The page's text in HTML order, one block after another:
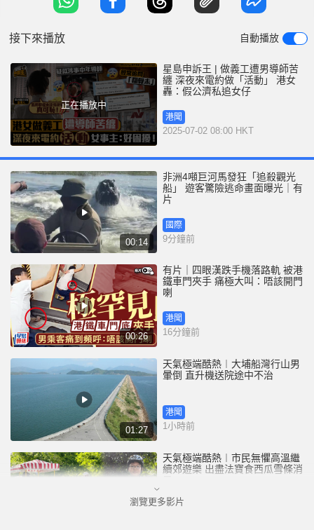
做測試。活動後翌日早上，一名叫Chris Poon的男
接下來播放 自動播放
正在播放中
星島申訴王 | 做義工遭男導師苦
纏 深夜來電約做「活動」 港女
轟：假公濟私追女仔
港聞
2025-07-02 08:00 HKT
00:14
非洲4噸巨河馬發狂「追殺觀光
船」 遊客驚險逃命畫面曝光｜有
片
國際
9分鐘前
00:26
有片｜四眼漢跌手機落路軌 被港
鐵車門夾手 痛極大叫：唔該開門
喇
港聞
16分鐘前
01:27
天氣極端酷熱︱大埔船灣行山男
暈倒 直升機送院途中不治
港聞
1小時前
天氣極端酷熱︱市民無懼高溫繼
續郊遊樂 出盡法寶食西瓜雪條消
港聞
瀏覽更多影片